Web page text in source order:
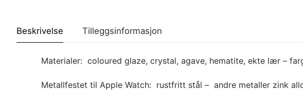
Beskrivelse Tilleggsinformasjon
Materialer: coloured glaze, crystal, agave, hematite, ekte lær –
Metallfestet til Apple Watch: rustfritt stål – andre metaller zink